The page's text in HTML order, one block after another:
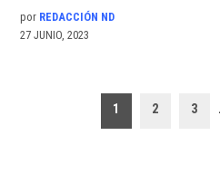
por REDACCIÓN ND
27 JUNIO, 2023
Paginación
1 2 3